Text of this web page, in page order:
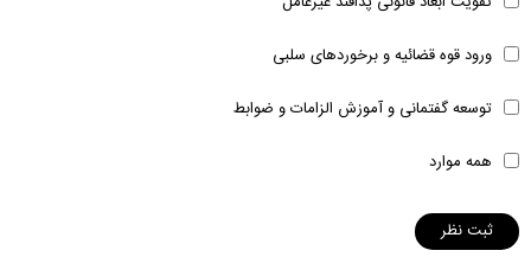
ورود قوه قضائیه و برخوردهای سلبی
توسعه گفتمانی و آموزش الزامات و ضوابط
همه موارد